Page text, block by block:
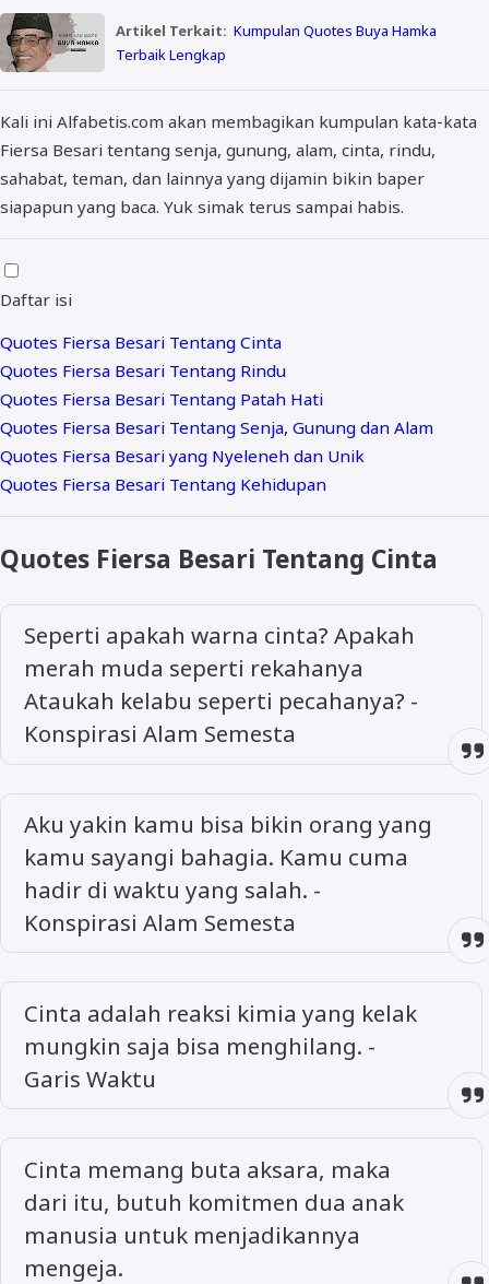
Artikel Terkait: Kumpulan Quotes Buya Hamka
Terbaik Lengkap
Kali ini Alfabetis.com akan membagikan kumpulan kata-kata
Fiersa Besari tentang senja, gunung, alam, cinta, rindu,
sahabat, teman, dan lainnya yang dijamin bikin baper
siapapun yang baca. Yuk simak terus sampai habis.
Daftar isi
Quotes Fiersa Besari Tentang Cinta
Quotes Fiersa Besari Tentang Rindu
Quotes Fiersa Besari Tentang Patah Hati
Quotes Fiersa Besari Tentang Senja, Gunung dan Alam
Quotes Fiersa Besari yang Nyeleneh dan Unik
Quotes Fiersa Besari Tentang Kehidupan
Quotes Fiersa Besari Tentang Cinta
Seperti apakah warna cinta? Apakah
merah muda seperti rekahanya
Ataukah kelabu seperti pecahanya? -
Konspirasi Alam Semesta
Aku yakin kamu bisa bikin orang yang
kamu sayangi bahagia. Kamu cuma
hadir di waktu yang salah. -
Konspirasi Alam Semesta
Cinta adalah reaksi kimia yang kelak
mungkin saja bisa menghilang. -
Garis Waktu
Cinta memang buta aksara, maka
dari itu, butuh komitmen dua anak
manusia untuk menjadikannya
mengeja.